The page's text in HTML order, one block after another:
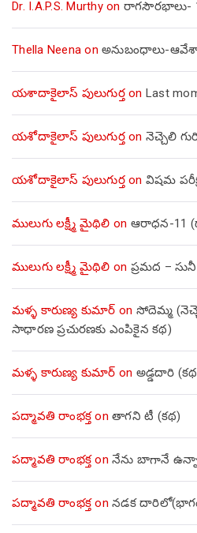
Dr. I.A.P.S. Murthyon రాగసౌరభాలు-
Thella Neena on అనుబంధాలు-
యశాదాకైలాస్ పులుగుర్తon Last
యశోదాకైలాస్ పులుగుర్తon నెచ్చెలి
యశోదాకైలాస్ పులుగుర్తon విషమ
ములుగు లక్ష్మీ మైథిలి on ఆరాధన-11
ములుగు లక్ష్మీ మైథిలి on ప్రమద –
మళ్ళ కారుణ్య కుమార్ on సోదెమ్మ
సాధారణ ప్రచురణకు ఎంపికైన కథ)
మళ్ళ కారుణ్య కుమార్ on అడ్డదారి
పద్మావతి రాంభక్తon తాగని టీ (కథ)
పద్మావతి రాంభక్తon నేను బాగానే
పద్మావతి రాంభక్తon నడక